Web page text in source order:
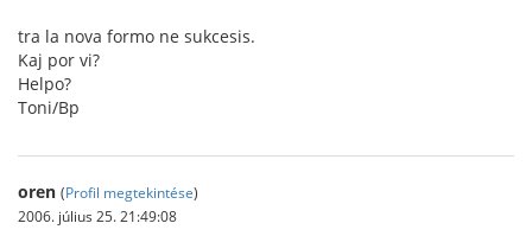
tra la nova formo ne sukcesis.
Kaj por vi?
Helpo?
Toni/Bp
oren (Profil megtekintése)
2006. július 25. 21:49:08